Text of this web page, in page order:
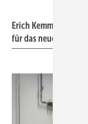
Erich Kemmer hat
für das neue